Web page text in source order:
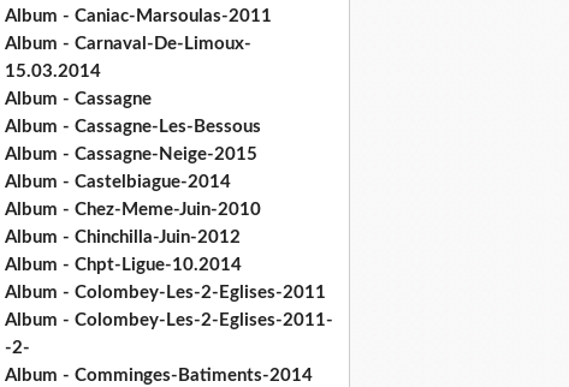
Album - Caniac-Marsoulas-2011
Album - Carnaval-De-Limoux-
15.03.2014
Album - Cassagne
Album - Cassagne-Les-Bessous
Album - Cassagne-Neige-2015
Album - Castelbiague-2014
Album - Chez-Meme-Juin-2010
Album - Chinchilla-Juin-2012
Album - Chpt-Ligue-10.2014
Album - Colombey-Les-2-Eglises-2011
Album - Colombey-Les-2-Eglises-2011-
-2-
Album - Comminges-Batiments-2014